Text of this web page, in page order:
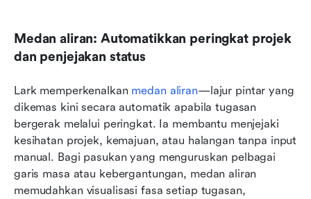
Medan aliran: Automatikkan peringkat projek
dan penjejakan status
Lark memperkenalkan medan aliran—lajur pintar yang
dikemas kini secara automatik apabila tugasan
bergerak melalui peringkat. Ia membantu menjejaki
kesihatan projek, kemajuan, atau halangan tanpa input
manual. Bagi pasukan yang menguruskan pelbagai
garis masa atau kebergantungan, medan aliran
memudahkan visualisasi fasa setiap tugasan,